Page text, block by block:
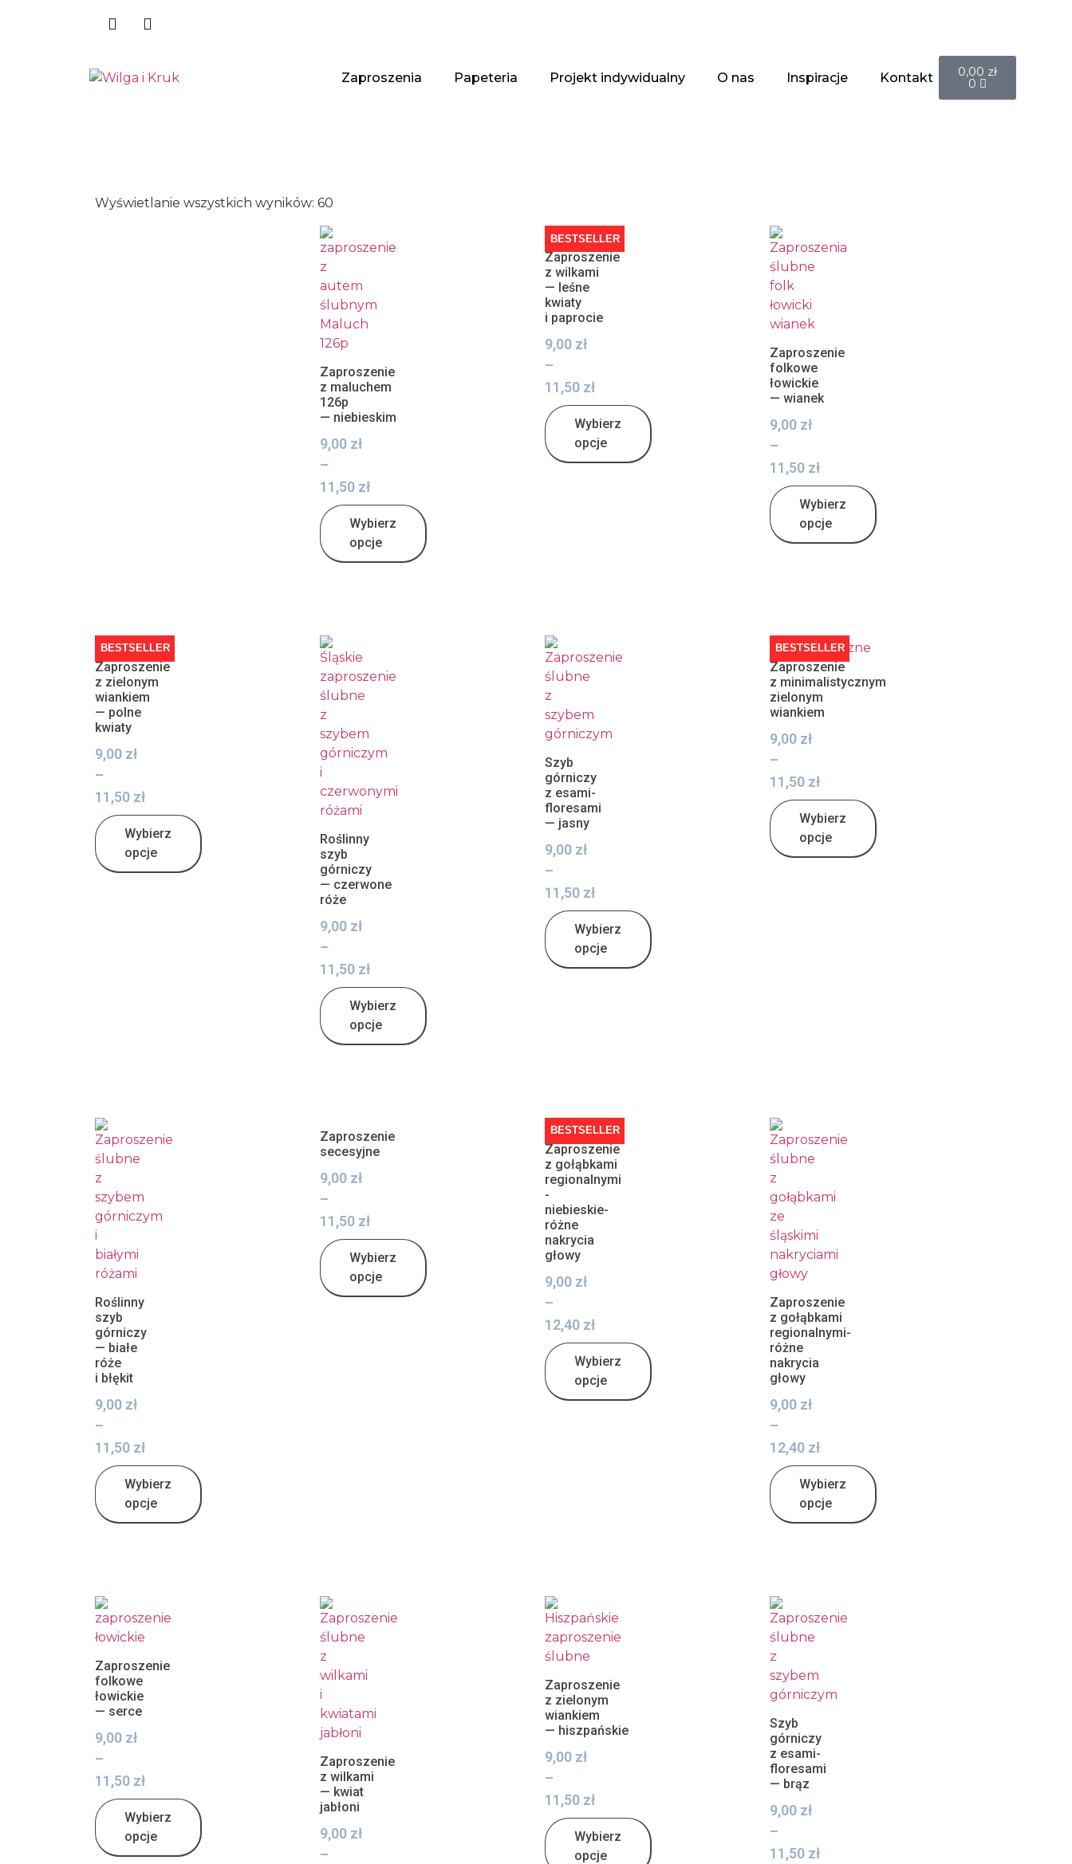
Zaproszenia Papeteria Projekt indywidualny O nas Inspiracje Kontakt 0,00 zł
0
Wyświetlanie wszystkich wyników: 60
Zaproszenie
z maluchem
126p
— niebieskim
9,00 zł
–
11,50 zł
Wybierz
opcje
BESTSELLER
Zaproszenie
z wilkami
— leśne
kwiaty
i paprocie
9,00 zł
–
11,50 zł
Wybierz
opcje
Zaproszenie
folkowe
łowickie
— wianek
9,00 zł
–
11,50 zł
Wybierz
opcje
BESTSELLER
Zaproszenie
z zielonym
wiankiem
— polne
kwiaty
9,00 zł
–
11,50 zł
Wybierz
opcje
Roślinny
szyb
górniczy
— czerwone
róże
9,00 zł
–
11,50 zł
Wybierz
opcje
Szyb
górniczy
z esami-
floresami
— jasny
9,00 zł
–
11,50 zł
Wybierz
opcje
BESTSELLER
Zaproszenie
z minimalistycznym
zielonym
wiankiem
9,00 zł
–
11,50 zł
Wybierz
opcje
Roślinny
szyb
górniczy
— białe
róże
i błękit
9,00 zł
–
11,50 zł
Wybierz
opcje
Zaproszenie
secesyjne
9,00 zł
–
11,50 zł
Wybierz
opcje
BESTSELLER
Zaproszenie
z gołąbkami
regionalnymi
-
niebieskie-
różne
nakrycia
głowy
9,00 zł
–
12,40 zł
Wybierz
opcje
Zaproszenie
z gołąbkami
regionalnymi-
różne
nakrycia
głowy
9,00 zł
–
12,40 zł
Wybierz
opcje
Zaproszenie
folkowe
łowickie
— serce
9,00 zł
–
11,50 zł
Wybierz
opcje
Zaproszenie
z wilkami
— kwiat
jabłoni
9,00 zł
–
Zaproszenie
z zielonym
wiankiem
— hiszpańskie
9,00 zł
–
11,50 zł
Wybierz
opcje
Szyb
górniczy
z esami-
floresami
— brąz
9,00 zł
–
11,50 zł